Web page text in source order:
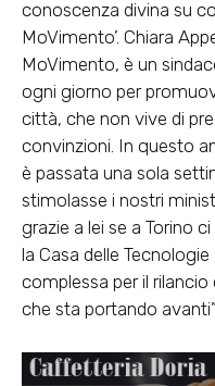
conoscenza divina su
MoVimento’. Chiara
MoVimento, è un
ogni giorno per
città, che non vive di
convinzioni. In questo
è passata una sola
stimolasse i nostri
grazie a lei se a Torino
la Casa delle Tecnologie
complessa per il
che sta portando avanti”.